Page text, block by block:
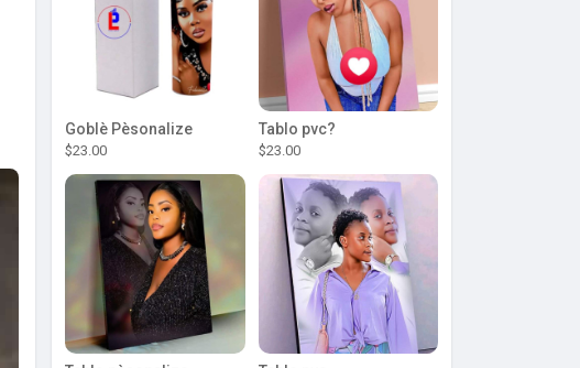
Goblè Pèsonalize
$23.00
Tablo pvc?
$23.00